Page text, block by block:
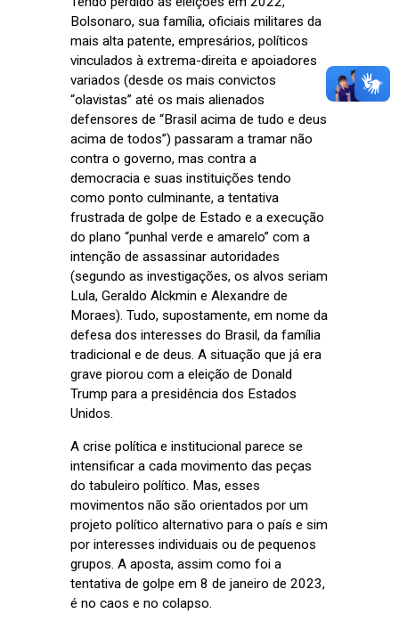
Bolsonaro, sua família, oficiais militares da
mais alta patente, empresários, políticos
vinculados à extrema-direita e apoiadores
variados (desde os mais convictos
“olavistas” até os mais alienados
defensores de “Brasil acima de tudo e deus
acima de todos”) passaram a tramar não
contra o governo, mas contra a
democracia e suas instituições tendo
como ponto culminante, a tentativa
frustrada de golpe de Estado e a execução
do plano “punhal verde e amarelo” com a
intenção de assassinar autoridades
(segundo as investigações, os alvos seriam
Lula, Geraldo Alckmin e Alexandre de
Moraes). Tudo, supostamente, em nome da
defesa dos interesses do Brasil, da família
tradicional e de deus. A situação que já era
grave piorou com a eleição de Donald
Trump para a presidência dos Estados
Unidos.
A crise política e institucional parece se
intensificar a cada movimento das peças
do tabuleiro político. Mas, esses
movimentos não são orientados por um
projeto político alternativo para o país e sim
por interesses individuais ou de pequenos
grupos. A aposta, assim como foi a
tentativa de golpe em 8 de janeiro de 2023,
é no caos e no colapso.